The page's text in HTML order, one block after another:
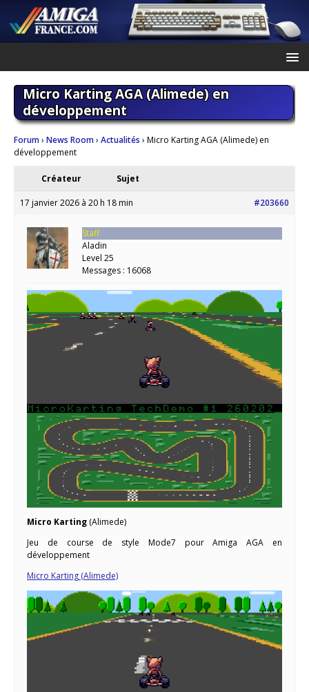
Micro Karting AGA (Alimede) en
développement
Forum› News Room› Actualités › Micro Karting AGA (Alimede) en
développement
Créateur Sujet
17 janvier 2026 à 20 h 18 min #203660
Staff
Aladin
Level 25
Messages : 16068
Micro Karting (Alimede)
Jeu de course de style Mode7 pour Amiga AGA en
développement
Micro Karting (Alimede)